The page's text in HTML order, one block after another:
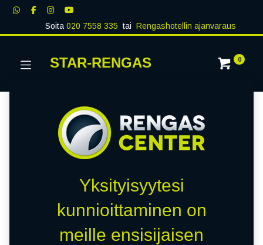
Soita020 7558 335 tai Rengashotellin ajanvaraus
STAR-RENGAS 0
Yksityisyytesi
kunnioittaminen on
meille ensisijaisen